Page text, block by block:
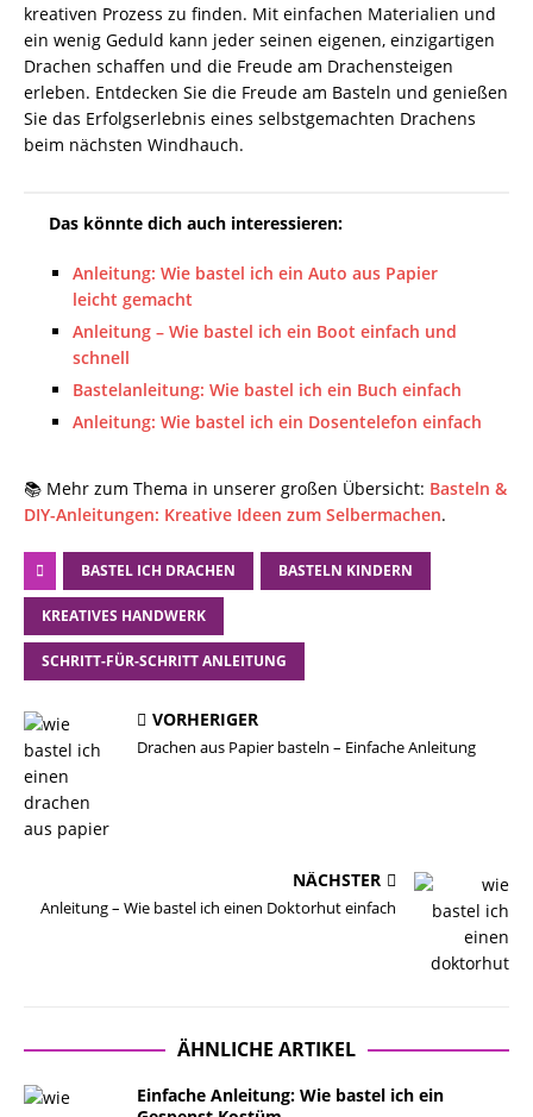
kreativen Prozess zu finden. Mit einfachen Materialien und
ein wenig Geduld kann jeder seinen eigenen, einzigartigen
Drachen schaffen und die Freude am Drachensteigen
erleben. Entdecken Sie die Freude am Basteln und genießen
Sie das Erfolgserlebnis eines selbstgemachten Drachens
beim nächsten Windhauch.
Das könnte dich auch interessieren:
Anleitung: Wie bastel ich ein Auto aus Papier
leicht gemacht
Anleitung – Wie bastel ich ein Boot einfach und
schnell
Bastelanleitung: Wie bastel ich ein Buch einfach
Anleitung: Wie bastel ich ein Dosentelefon einfach
📚 Mehr zum Thema in unserer großen Übersicht: Basteln &
DIY-Anleitungen: Kreative Ideen zum Selbermachen.
BASTEL ICH DRACHEN BASTELN KINDERN
KREATIVES HANDWERK
SCHRITT-FÜR-SCHRITT ANLEITUNG
VORHERIGER
Drachen aus Papier basteln – Einfache Anleitung
NÄCHSTER
Anleitung – Wie bastel ich einen Doktorhut einfach
ÄHNLICHE ARTIKEL
Einfache Anleitung: Wie bastel ich ein